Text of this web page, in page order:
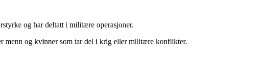
og har deltatt i militære operasjoner.
menn og kvinner som tar del i krig eller militære konflikter.